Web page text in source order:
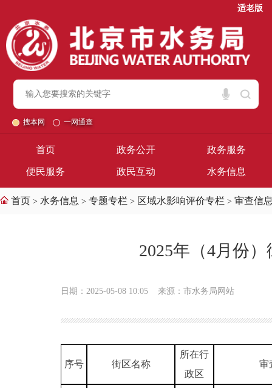
适老版
搜本网 一网通查
首页 政务公开 政务服务
便民服务 政民互动 水务信息
首页 > 水务信息 > 专题专栏 > 区域水影响评价专栏 > 审查信
2025年（4月份
日期：2025-05-08 10:05 来源：市水务局网站
序号 街区名称
所在行
政区
审